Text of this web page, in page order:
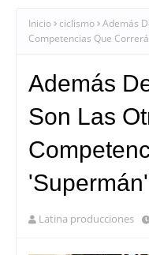
Inicio ciclismo Además
Competencias Que
Además
Son Las
Latina producciones